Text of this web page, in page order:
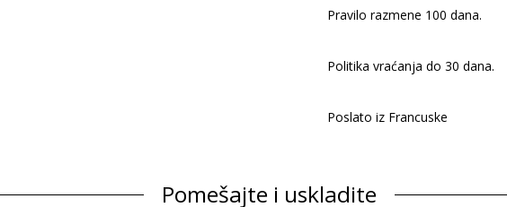
Pravilo razmene 100 dana.
Politika vraćanja do 30 dana.
Poslato iz Francuske
Pomešajte i uskladite